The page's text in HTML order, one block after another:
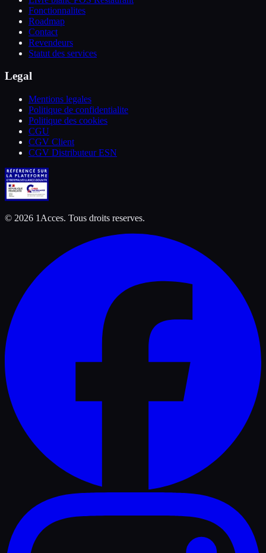
Fonctionnalites
Roadmap
Contact
Revendeurs
Statut des services
Legal
Mentions legales
Politique de confidentialite
Politique des cookies
CGU
CGV Client
CGV Distributeur ESN
© 2026 1Acces. Tous droits reserves.